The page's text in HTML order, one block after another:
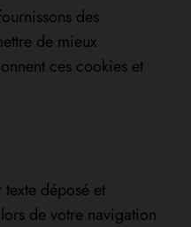
des
de mieux
ces cookies et
déposé et
de votre navigation